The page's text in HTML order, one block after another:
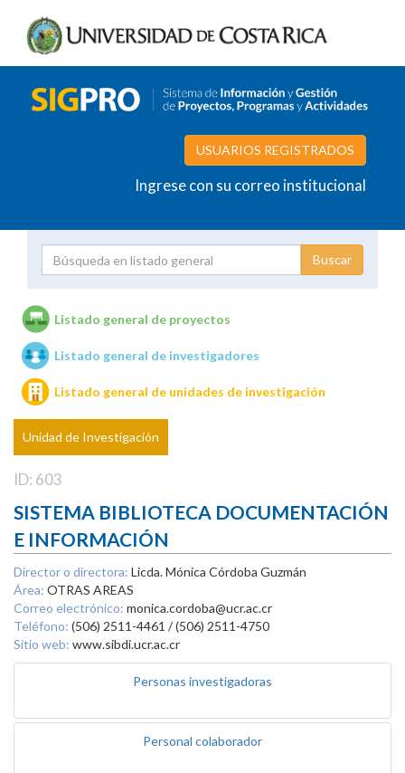
USUARIOS REGISTRADOS
Ingrese con su correo institucional
Unidades de investigación
Listado general de proyectos
Listado general de investigadores
Listado general de unidades de investigación
Unidad de Investigación
ID: 603
SISTEMA BIBLIOTECA DOCUMENTACIÓN
E INFORMACIÓN
Director o directora: Licda. Mónica Córdoba Guzmán
Área: OTRAS AREAS
Correo electrónico: monica.cordoba@ucr.ac.cr
Teléfono: (506) 2511-4461 / (506) 2511-4750
Sitio web: www.sibdi.ucr.ac.cr
Personas investigadoras
Personal colaborador